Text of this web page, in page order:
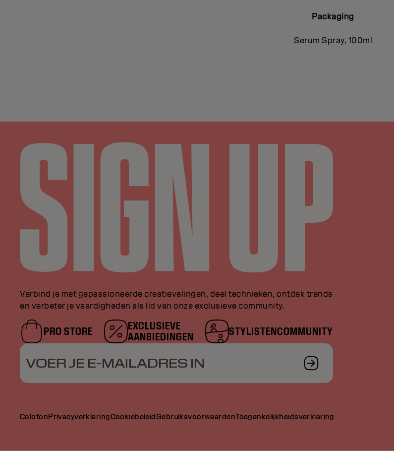
Packaging
Serum Spray, 100ml
Verbind je met gepassioneerde creatievelingen, deel technieken, ontdek trends
en verbeter je vaardigheden als lid van onze exclusieve community.
PRO STORE
EXCLUSIEVE
AANBIEDINGEN
STYLISTENCOMMUNITY
VOER JE E-MAILADRES IN
ColofonPrivacyverklaringCookiebeleidGebruiksvoorwaardenToegankelijkheidsverklaring